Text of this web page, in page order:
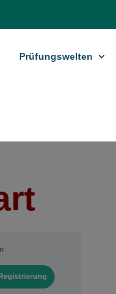
Prüfungs­welten